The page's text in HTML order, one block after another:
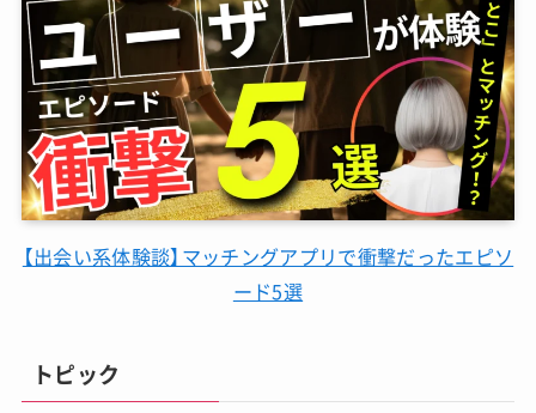
【出会い系体験談】マッチングアプリで衝撃だったエピソ
ード5選
トピック